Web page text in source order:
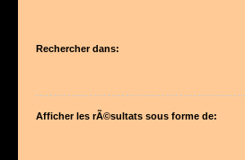
Rechercher dans:
Afficher les rÃ©sultats sous forme de: